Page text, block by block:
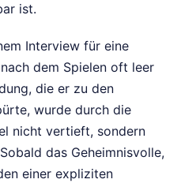
ist.
Interview für eine
dem Spielen oft leer
die er zu den
wurde durch die
nicht vertieft, sondern
das Geheimnisvolle,
einer expliziten